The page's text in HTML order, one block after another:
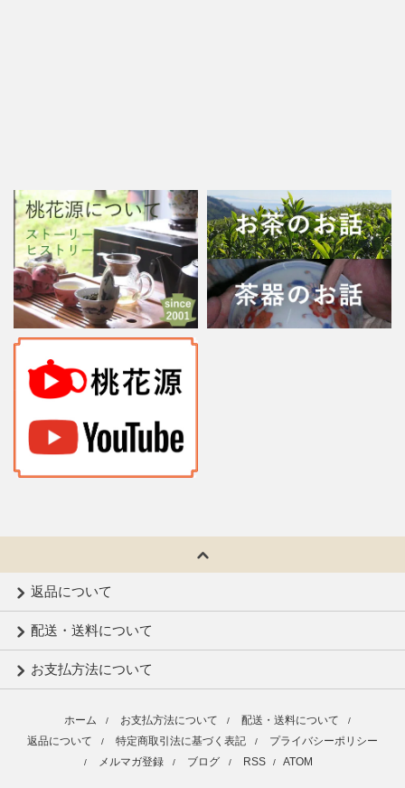
返品について
配送・送料について
お支払方法について
ホーム / お支払方法について / 配送・送料について /
返品について / 特定商取引法に基づく表記 / プライバシーポリシー
/ メルマガ登録 / ブログ / RSS / ATOM